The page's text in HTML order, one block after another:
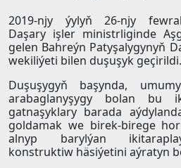
2019-njy ýylyň 26-njy
Daşary işler ministrliginde
gelen Bahreýn Patyşalygynyň
wekiliýeti bilen duşuşyk geçirildi.
Duşuşygyň başynda,
arabaglanyşygy bolan bu
gatnaşyklary barada
goldamak we birek-birege
alnyp barylýan
konstruktiw häsiýetini aýratyn